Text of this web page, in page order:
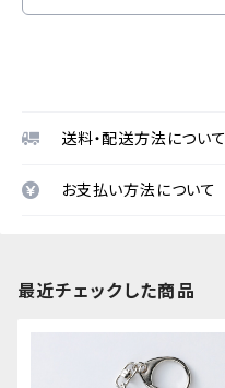
送料・配送方法について
お支払い方法について
最近チェックした商品